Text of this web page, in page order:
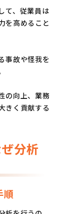
て、従業員は
を高めること
事故や怪我を
の向上、業務
きく貢献する
分析
順